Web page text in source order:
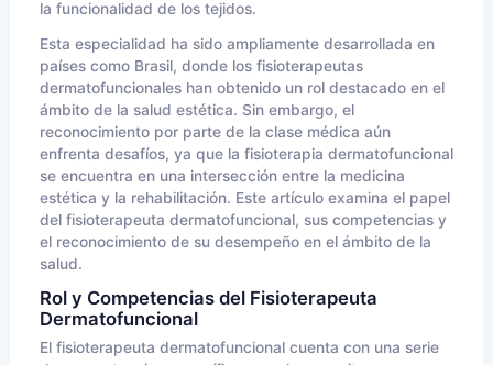
la funcionalidad de los tejidos.
Esta especialidad ha sido ampliamente desarrollada en
países como Brasil, donde los fisioterapeutas
dermatofuncionales han obtenido un rol destacado en el
ámbito de la salud estética. Sin embargo, el
reconocimiento por parte de la clase médica aún
enfrenta desafíos, ya que la fisioterapia dermatofuncional
se encuentra en una intersección entre la medicina
estética y la rehabilitación. Este artículo examina el papel
del fisioterapeuta dermatofuncional, sus competencias y
el reconocimiento de su desempeño en el ámbito de la
salud.
Rol y Competencias del Fisioterapeuta
Dermatofuncional
El fisioterapeuta dermatofuncional cuenta con una serie